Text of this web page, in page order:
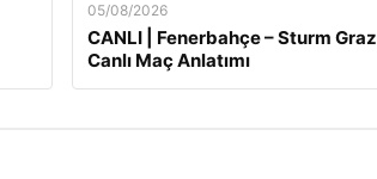
05/08/2026
CANLI | Fenerbahçe – Sturm Graz
Canlı Maç Anlatımı